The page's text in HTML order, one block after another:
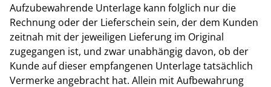
Aufzubewahrende Unterlage kann folglich nur die
Rechnung oder der Lieferschein sein, der dem Kunden
zeitnah mit der jeweiligen Lieferung im Original
zugegangen ist, und zwar unabhängig davon, ob der
Kunde auf dieser empfangenen Unterlage tatsächlich
Vermerke angebracht hat. Allein mit Aufbewahrung